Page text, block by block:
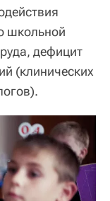
школьной
дефицит
(клинических